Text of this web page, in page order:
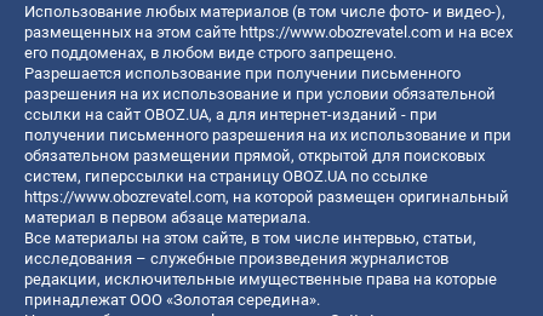
Использование любых материалов (в том числе фото- и видео-),
размещенных на этом сайте https://www.obozrevatel.com и на всех
его поддоменах, в любом виде строго запрещено.
Разрешается использование при получении письменного
разрешения на их использование и при условии обязательной
ссылки на сайт OBOZ.UA, а для интернет-изданий - при
получении письменного разрешения на их использование и при
обязательном размещении прямой, открытой для поисковых
систем, гиперссылки на страницу OBOZ.UA по ссылке
https://www.obozrevatel.com, на которой размещен оригинальный
материал в первом абзаце материала.
Все материалы на этом сайте, в том числе интервью, статьи,
исследования – служебные произведения журналистов
редакции, исключительные имущественные права на которые
принадлежат ООО «Золотая середина».